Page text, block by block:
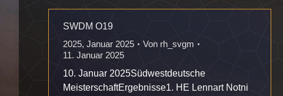
SWDM O19
2025, Januar 2025 Von rh_svgm
11. Januar 2025
10. Januar 2025Südwestdeutsche
MeisterschaftErgebnisse1. HE Lennart Notni